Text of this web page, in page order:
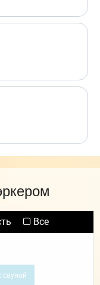
Все
сауной